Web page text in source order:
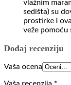
vlažnim
sedišta) su
prostirke i
veže pomoću
Dodaj recenziju
Vaša ocena
Vaša recenzija *